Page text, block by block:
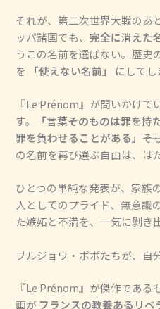
それが、第二次世界大戦のあ
ッパ諸国でも、完全に消えた
うこの名前を選ばない。歴史
を
「使えない名前」 にしてし
『Le Prénom』が問いかけ
す。
「言葉そのものは罪を持
罪を負わせることがある」 ――
の名前を再び選ぶ自由は、は
ひとつの単純な発表が、家族
人としてのプライド、無意識
た嫉妬と不満を、一気に剝き
ブルジョワ・ボボたちが、自
『Le Prénom』が傑作であ
画が フランスの教養あるリベ